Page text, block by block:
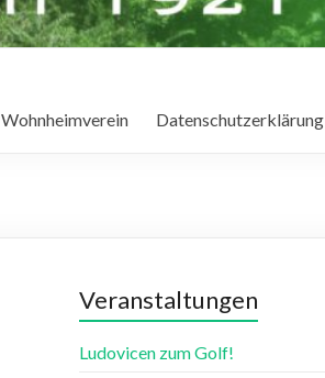
Wohnheimverein Datenschutzerklärung
Veranstaltungen
Ludovicen zum Golf!